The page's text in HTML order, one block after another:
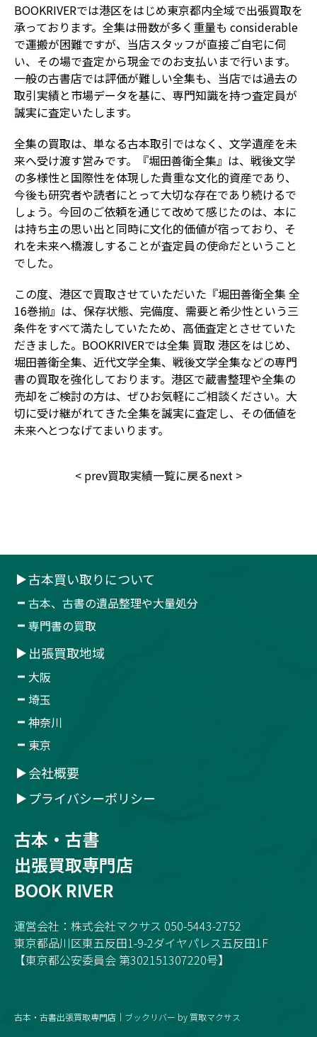
BOOKRIVERでは港区をはじめ東京都内全域で出張買取を
承っております。全集は冊数が多く重量も considerable
で運搬が困難ですが、当店スタッフが直接ご自宅に伺
い、その場で査定から現金でのお支払いまで行います。
一般の古書店では評価が難しい全集も、当店では過去の
取引実績と市場データを基に、専門知識を持つ査定員が
誠実に査定いたします。
全集の買取は、単なる古本取引ではなく、文学遺産を未
来へ受け渡す営みです。『堀田善衛全集』は、戦後文学
の多様性と国際性を体現した貴重な文化的資産であり、
今後も研究者や読者にとって大切な存在であり続けるで
しょう。今回のご依頼を通じて改めて感じたのは、本に
は持ち主の思い出と同時に文化的価値が宿っており、そ
れを未来へ橋渡しすることが査定員の使命だということ
でした。
この度、港区で買取させていただいた『堀田善衛全集 全
16巻揃』は、保存状態、完備度、需要と希少性という三
条件をすべて満たしていたため、高価査定とさせていた
だきました。BOOKRIVERでは全集 買取 港区をはじめ、
堀田善衛全集、近代文学全集、戦後文学全集などの専門
書の買取を強化しております。港区で蔵書整理や全集の
売却をご検討の方は、ぜひお気軽にご相談ください。大
切に受け継がれてきた全集を誠実に査定し、その価値を
未来へとつなげてまいります。
< prev買取実績一覧に戻るnext >
古本買い取りについて
古本、古書の遺品整理や大量処分
専門書の買取
出張買取地域
大阪
埼玉
神奈川
東京
会社概要
プライバシーポリシー
古本・古書
出張買取専門店
BOOK RIVER
運営会社：株式会社マクサス 050-5443-2752
東京都品川区東五反田1-9-2ダイヤパレス五反田1F
【東京都公安委員会 第302151307220号】
古本・古書出張買取専門店｜ブックリバー by 買取マクサス